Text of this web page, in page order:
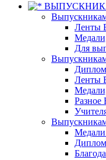
Выпускникам
Ленты
Для
Ленты
Разное
Выпускникам
Медали